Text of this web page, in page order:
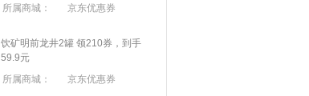
所属商城：
京东优惠券
饮矿明前龙井2罐 领210券，到手
59.9元
所属商城：
京东优惠券